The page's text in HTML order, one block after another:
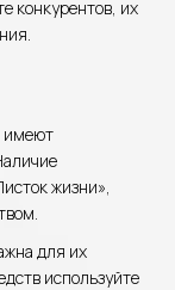
конкурентов, их
имеют
жизни»,
для их
используйте